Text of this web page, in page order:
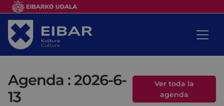
Agenda : 2026-6-
13
Ver toda la
agenda